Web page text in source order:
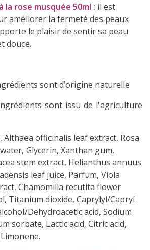
la rose musquée 50ml : il est
améliorer la fermeté des peaux
le plaisir de sentir sa peau
douce.
sont d’origine naturelle
sont issu de l'agriculture
Althaea officinalis leaf extract, Rosa
Glycerin, Xanthan gum,
stem extract, Helianthus annuus
leaf juice, Parfum, Viola
Chamomilla recutita flower
Titanium dioxide, Caprylyl/Capryl
Dehydroacetic acid, Sodium
sorbate, Lactic acid, Citric acid,